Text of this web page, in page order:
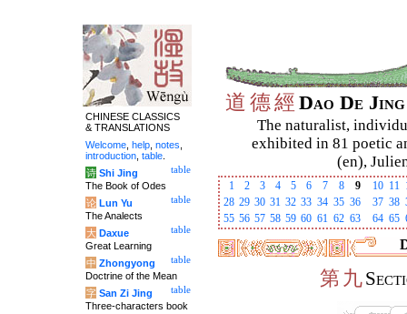
道 德經 Dao De
The naturalist,
exhibited in 81 poetic
(en),
1 2 3 4 5 6 7 8 9 10 11
28 29 30 31 32 33 34 35 36 37 38
55 56 57 58 59 60 61 62 63 64 65
第 九
CHINESE CLASSICS
& TRANSLATIONS
Welcome help notes
introduction table
table
诗 Shi Jing
The Book of Odes
table
论 Lun Yu
The Analects
table
大 Daxue
Great Learning
table
中 Zhongyong
Doctrine of the Mean
table
字 San Zi Jing
Three-characters book